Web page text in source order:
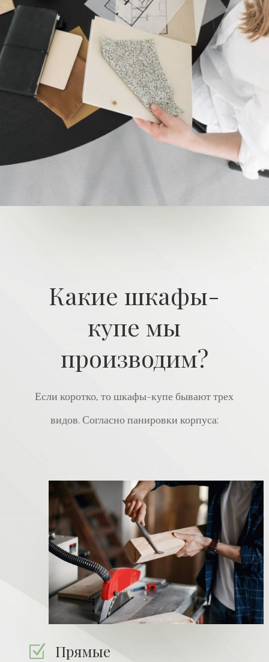
Какие шкафы-
купе мы
производим?
Если коротко, то шкафы-купе бывают трех
видов. Согласно панировки корпуса:
Z Прямые